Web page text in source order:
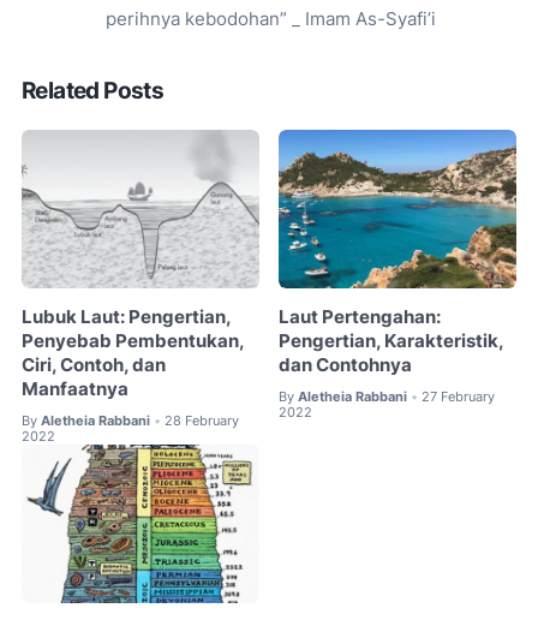
perihnya kebodohan” _ Imam As-Syafi’i
Related Posts
Lubuk Laut: Pengertian,
Penyebab Pembentukan,
Ciri, Contoh, dan
Manfaatnya
By Aletheia Rabbani • 28 February
2022
Laut Pertengahan:
Pengertian, Karakteristik,
dan Contohnya
By Aletheia Rabbani • 27 February
2022